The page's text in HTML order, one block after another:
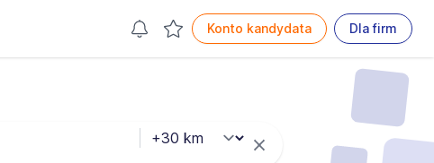
Konto kandydata Dla firm